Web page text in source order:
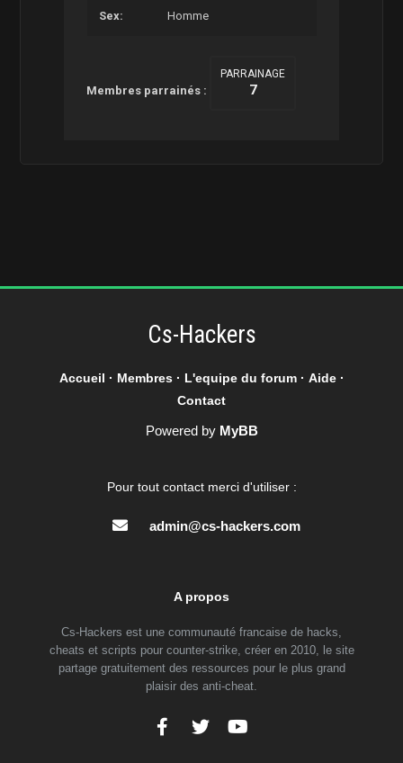
Sex: Homme
Membres parrainés :
PARRAINAGE
7
Cs-Hackers
Accueil · Membres· L'equipe du forum· Aide·
Contact
Powered by MyBB
Pour tout contact merci d'utiliser :
admin@cs-hackers.com
A propos
Cs-Hackers est une communauté francaise de hacks,
cheats et scripts pour counter-strike, créer en 2010, le site
partage gratuitement des ressources pour le plus grand
plaisir des anti-cheat.